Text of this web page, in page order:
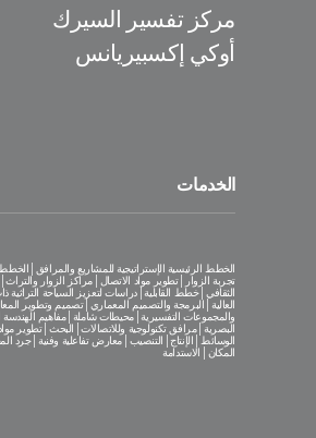
مركز تفسير السيرك
أوكي إكسبيريانس
الخدمات
الخطط الرئيسية الإستراتيجية للمشاريع
تجربة الزوار│تطوير مواد الاتصال│مراكز الزوار
الثقافي│خطط القابلية│دراسات لتعزيز السياحة التراثية
العالية│البرمجة والتصميم المعماري│تصميم وتطوير
والمجموعات التفسيرية│محيطات شاملة│مفاهيم الهندسة
البصرية│مرافق تكنولوجية وللاتصالات│البحث│تطوير
الوسائط│الإنتاج│التنصيب│معارض تفاعلية وفنية│جرد
المكان│الاستدامة